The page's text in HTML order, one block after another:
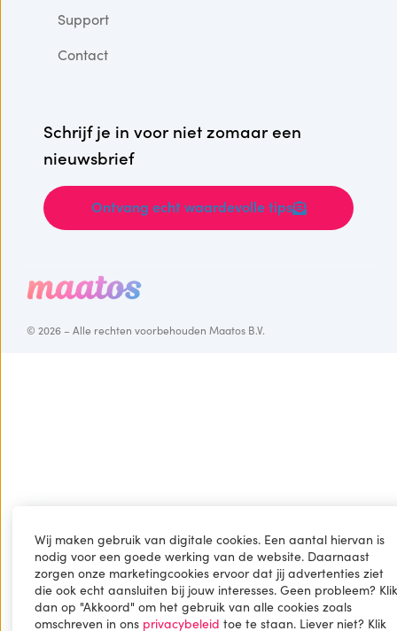
Support
Contact
Schrijf je in voor niet zomaar een
nieuwsbrief
Ontvang echt waardevolle tips
© 2026 – Alle rechten voorbehouden Maatos B.V.
Wij maken gebruik van digitale cookies. Een aantal hiervan is
nodig voor een goede werking van de website. Daarnaast
zorgen onze marketingcookies ervoor dat jij advertenties ziet
die ook echt aansluiten bij jouw interesses. Geen probleem? Klik
dan op "Akkoord" om het gebruik van alle cookies zoals
omschreven in ons privacybeleid toe te staan. Liever niet? Klik